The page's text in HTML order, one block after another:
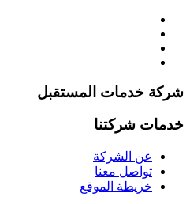
شركة خدمات المستقبل
خدمات شركتنا
عن الشركة
تواصل معنا
خريطة الموقع